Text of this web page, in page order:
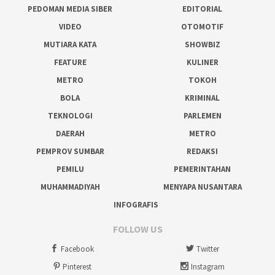
PEDOMAN MEDIA SIBER
EDITORIAL
VIDEO
OTOMOTIF
MUTIARA KATA
SHOWBIZ
FEATURE
KULINER
METRO
TOKOH
BOLA
KRIMINAL
TEKNOLOGI
PARLEMEN
DAERAH
METRO
PEMPROV SUMBAR
REDAKSI
PEMILU
PEMERINTAHAN
MUHAMMADIYAH
MENYAPA NUSANTARA
INFOGRAFIS
FOLLOW US
Facebook
Twitter
Pinterest
Instagram